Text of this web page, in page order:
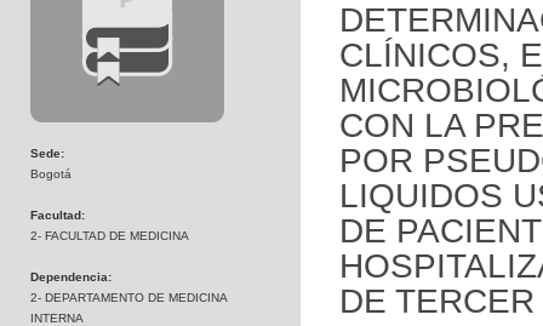
Sede:
Bogotá
Facultad:
2- FACULTAD DE MEDICINA
Dependencia:
2- DEPARTAMENTO DE MEDICINA
INTERNA
CLÍNICOS,
CON LA
POR
LIQUIDOS
DE
DE